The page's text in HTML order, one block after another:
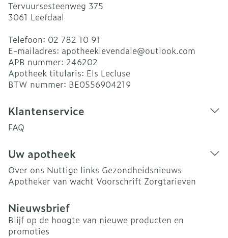
Tervuursesteenweg 375
3061 Leefdaal
Telefoon: 02 782 10 91
E-mailadres: apotheeklevendale@outlook.com
APB nummer: 246202
Apotheek titularis: Els Lecluse
BTW nummer: BE0556904219
Klantenservice
FAQ
Uw apotheek
Over ons Nuttige links Gezondheidsnieuws
Apotheker van wacht Voorschrift Zorgtarieven
Nieuwsbrief
Blijf op de hoogte van nieuwe producten en
promoties